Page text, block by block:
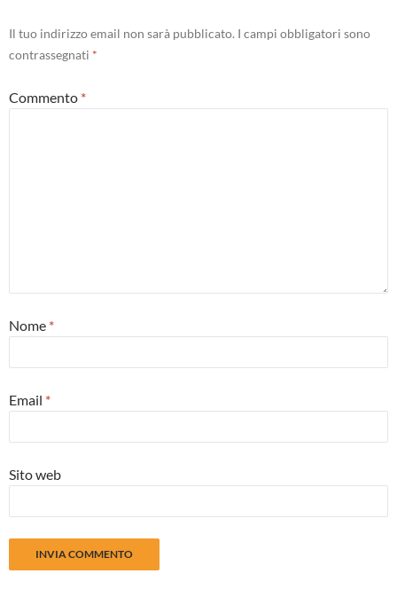
Il tuo indirizzo email non sarà pubblicato. I campi obbligatori sono
contrassegnati *
Commento *
Nome *
Email *
Sito web